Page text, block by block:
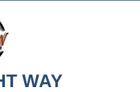
WAY